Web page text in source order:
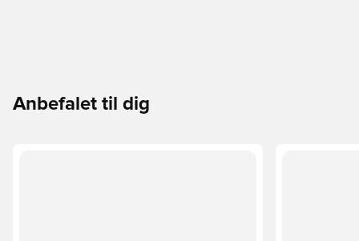
Anbefalet til dig